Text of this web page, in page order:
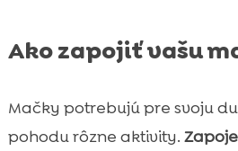
Ako zapojiť vašu
Mačky potrebujú pre svoju
pohodu rôzne aktivity.